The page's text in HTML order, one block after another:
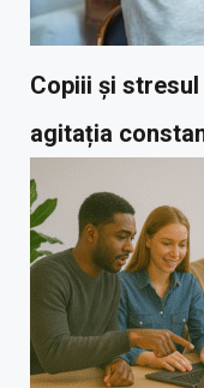
Copiii și
agitația